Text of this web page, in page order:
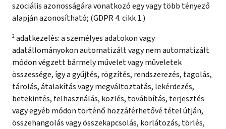
szociális azonosságára vonatkozó egy vagy több tényező
alapján azonosítható; (GDPR 4. cikk 1.)
2 adatkezelés: a személyes adatokon vagy
adatállományokon automatizált vagy nem automatizált
módon végzett bármely művelet vagy műveletek
összessége, így a gyűjtés, rögzítés, rendszerezés, tagolás,
tárolás, átalakítás vagy megváltoztatás, lekérdezés,
betekintés, felhasználás, közlés, továbbítás, terjesztés
vagy egyéb módon történő hozzáférhetővé tétel útján,
összehangolás vagy összekapcsolás, korlátozás, törlés,